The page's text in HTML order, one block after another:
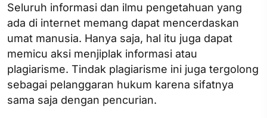
Seluruh informasi dan ilmu pengetahuan yang
ada di internet memang dapat mencerdaskan
umat manusia. Hanya saja, hal itu juga dapat
memicu aksi menjiplak informasi atau
plagiarisme. Tindak plagiarisme ini juga tergolong
sebagai pelanggaran hukum karena sifatnya
sama saja dengan pencurian.